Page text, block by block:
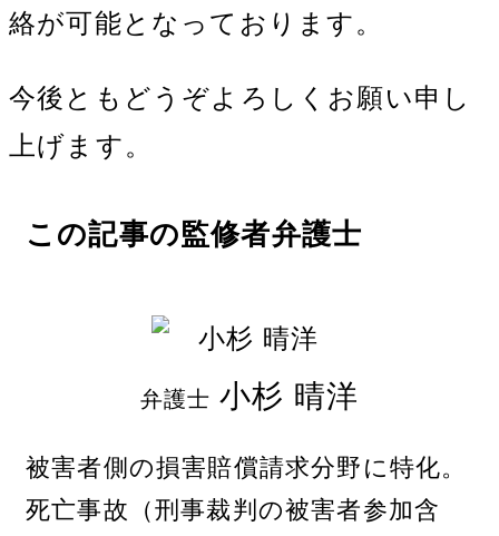
絡が可能となっております。
今後ともどうぞよろしくお願い申し
上げます。
この記事の監修者弁護士
弁護士 小杉 晴洋
被害者側の損害賠償請求分野に特化。
死亡事故（刑事裁判の被害者参加含